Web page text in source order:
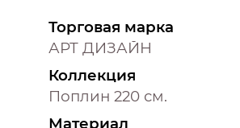
Торговая марка
АРТ ДИЗАЙН
Коллекция
Поплин 220 см.
Материал